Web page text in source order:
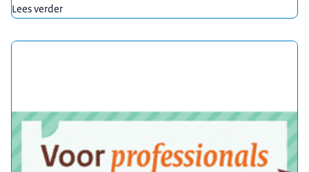
Lees verder